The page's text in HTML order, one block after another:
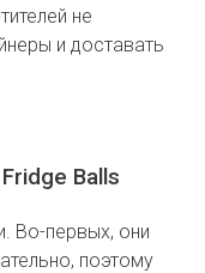
не
и доставать
Balls
Во-первых, они
поэтому